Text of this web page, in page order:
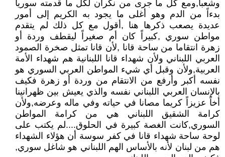
وشعبا,ومع كل ما جرى من نكران لكل ما قدمته سوريا
بدءاً من الدم وهو أغلى ما يجود به الكريم إلى أمور
عديدة يصعب ذكرها هنا ,أقول مع كل ذلك لم يتقدم
مواطن سوري ,كبيراً كان أم صغيراً ليقطف وردة أو
زهرة انتقاما من ساحة قانا ,لأن قانا تمثل صخرة الصمود
العربي اللبناني ولأن شهداء قانا اللبنانية هم شهداء الأمة
العربية,ولأن وقبل أي شيء المواطن العربي السوري هو
نفسه أكبر وأرفع من الانتقام من وردة أو زهرة فكيف
بالإنسان العربي اللبناني نفسه والذي يعيش بين ظهرانينا
أخاً عزيزاً كريما مصانا في حياته وفي ماله وعرضه,ولأن
كرامة الشقيق اللبناني هي من كرامة المواطن
السوري,كانت الغصة كبيرة في الحلوق....لم يكتب على
لوحة ساحة شهداء قانا في كفر سوسة أن هؤلاء الشهداء
هم من لبنان لأنه بالأساس الهم اللبناني هو شاغل سوري,